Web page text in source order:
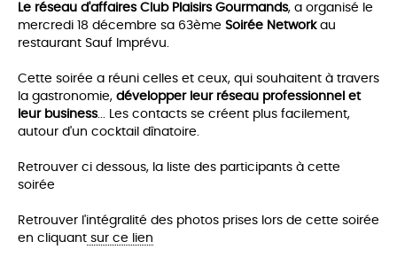
Le réseau d'affaires Club Plaisirs Gourmands, a organisé le
mercredi 18 décembre sa 63ème Soirée Networkau
restaurant Sauf Imprévu.
Cette soirée a réuni celles et ceux, qui souhaitent à travers
la gastronomie, développer leur réseau professionnel et
leur business... Les contacts se créent plus facilement,
autour d'un cocktail dînatoire.
Retrouver ci dessous, la liste des participants à cette
soirée
Retrouver l'intégralité des photos prises lors de cette soirée
en cliquant sur ce lien